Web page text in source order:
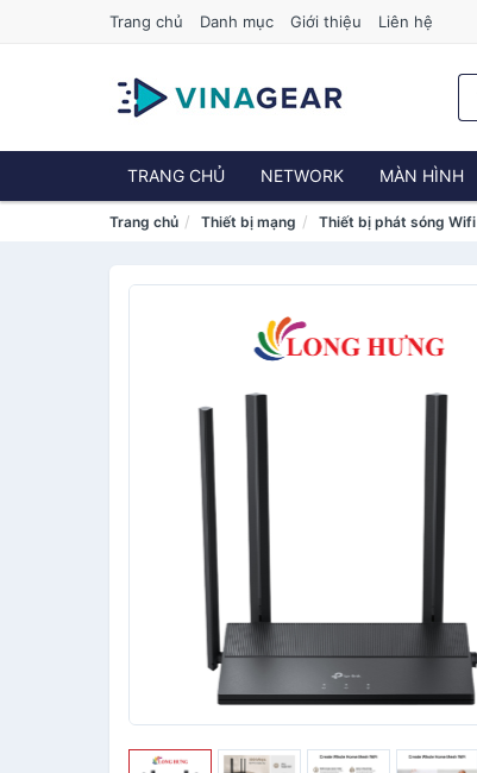
Trang chủ Danh mục Giới thiệu Liên hệ
TRANG CHỦ NETWORK MÀN HÌNH
Trang chủ Thiết bị mạng Thiết bị phát sóng Wifi